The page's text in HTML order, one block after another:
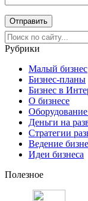
Рубрики
Малый бизнес
Бизнес-планы
Бизнес в
О бизнесе
Оборудование
Деньги на
Стратегии
Ведение
Идеи бизнеса
Полезное